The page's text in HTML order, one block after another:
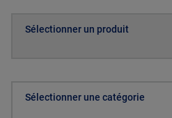
Sélectionner un produit
Sélectionner une catégorie